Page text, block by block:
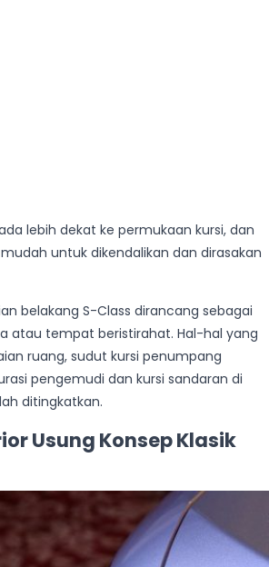
lebih dekat ke permukaan kursi, dan
untuk dikendalikan dan dirasakan
belakang S-Class dirancang sebagai
atau tempat beristirahat. Hal-hal yang
ruang, sudut kursi penumpang
pengemudi dan kursi sandaran di
ditingkatkan.
Usung Konsep Klasik